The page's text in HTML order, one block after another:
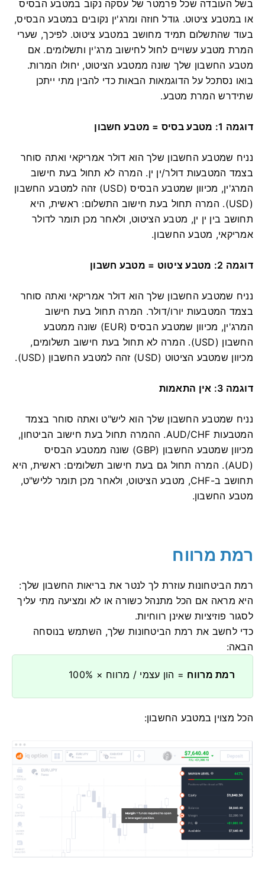
בשל העובדה שכל פרמטר של עסקה נקוב במטבע הבסיס
או במטבע ציטוט. גודל חוזה ומרג'ין נקובים במטבע הבסיס,
בעוד שהתשלום תמיד מחושב במטבע ציטוט. לפיכך, שערי
המרת מטבע עשויים לחול לחישוב מרג'ין ותשלומים. אם
מטבע החשבון שלך שונה ממטבע הציטוט, יחולו המרות.
בואו נסתכל על הדוגמאות הבאות כדי להבין מתי ייתכן
שתידרש המרת מטבע.
דוגמה 1: מטבע בסיס = מטבע חשבון
נניח שמטבע החשבון שלך הוא דולר אמריקאי ואתה סוחר
בצמד המטבעות דולר/ין ין. המרה לא תחול בעת חישוב
המרג'ין, מכיוון שמטבע הבסיס (USD) זהה למטבע החשבון
(USD). המרה תחול בעת חישוב התשלום: ראשית, היא
תחושב בין ין ין, מטבע הציטוט, ולאחר מכן תומר לדולר
אמריקאי, מטבע החשבון.
דוגמה 2: מטבע ציטוט = מטבע חשבון
נניח שמטבע החשבון שלך הוא דולר אמריקאי ואתה סוחר
בצמד המטבעות יורו/דולר. המרה תחול בעת חישוב
המרג'ין, מכיוון שמטבע הבסיס (EUR) שונה ממטבע
החשבון (USD). המרה לא תחול בעת חישוב תשלומים,
מכיוון שמטבע הציטוט (USD) זהה למטבע החשבון (USD).
דוגמה 3: אין התאמות
נניח שמטבע החשבון שלך הוא ליש"ט ואתה סוחר בצמד
המטבעות AUD/CHF. ההמרה תחול בעת חישוב הביטחון,
מכיוון שמטבע החשבון (GBP) שונה ממטבע הבסיס
(AUD). המרה תחול גם בעת חישוב תשלומים: ראשית, היא
תחושב ב-CHF, מטבע הציטוט, ולאחר מכן תומר לליש"ט,
מטבע החשבון.
רמת מרווח
רמת הביטחונות עוזרת לך לנטר את בריאות החשבון שלך:
היא מראה אם ​​הכל מתנהל כשורה או לא ומציעה מתי עליך
לסגור פוזיציות שאינן רווחיות.
כדי לחשב את רמת הביטחונות שלך, השתמש בנוסחה
הבאה:
רמת מרווח = הון עצמי / מרווח × 100%
הכל מצוין במטבע החשבון: